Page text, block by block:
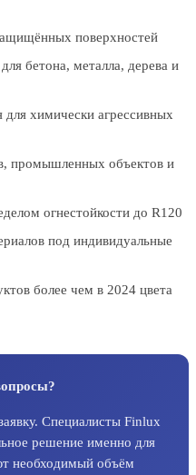
поверхностей
бетона, металла, дерева и
химически агрессивных
промышленных объектов и
огнестойкости до R120
под индивидуальные
более чем в 2024 цвета
Специалисты Finlux
решение именно для
необходимый объём